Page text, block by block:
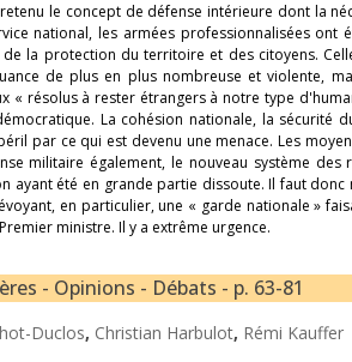
le concept de défense intérieure dont la
national, les armées professionnalisées ont
la protection du territoire et des citoyens.
de plus en plus nombreuse et violente,
« résolus à rester étrangers à notre type
La cohésion nationale, la sécurité
par ce qui est devenu une menace. Les
militaire également, le nouveau système des
ayant été en grande partie dissoute. Il faut donc
en particulier, une « garde nationale »
ministre. Il y a extrême urgence.
- Opinions - Débats - p. 63-81
Duclos, Christian Harbulot, Rémi Kauffer